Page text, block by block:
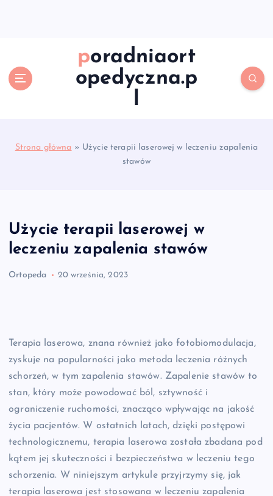
poradniaort
opedyczna.p
l
Strona główna » Użycie terapii laserowej w leczeniu zapalenia
stawów
Użycie terapii laserowej w
leczeniu zapalenia stawów
Ortopeda 20 września, 2023
Terapia laserowa, znana również jako fotobiomodulacja,
zyskuje na popularności jako metoda leczenia różnych
schorzeń, w tym zapalenia stawów. Zapalenie stawów to
stan, który może powodować ból, sztywność i
ograniczenie ruchomości, znacząco wpływając na jakość
życia pacjentów. W ostatnich latach, dzięki postępowi
technologicznemu, terapia laserowa została zbadana pod
kątem jej skuteczności i bezpieczeństwa w leczeniu tego
schorzenia. W niniejszym artykule przyjrzymy się, jak
terapia laserowa jest stosowana w leczeniu zapalenia